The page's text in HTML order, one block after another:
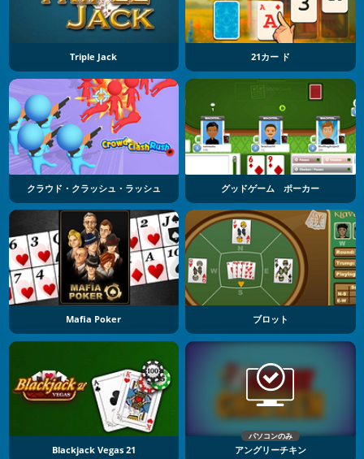
Triple Jack 21カー ド
クラウド・クラッシュ・ラッシュ グッドゲーム ポーカー
Mafia Poker ブロット
Blackjack Vegas 21
パソコンのみ
アングリーチキン